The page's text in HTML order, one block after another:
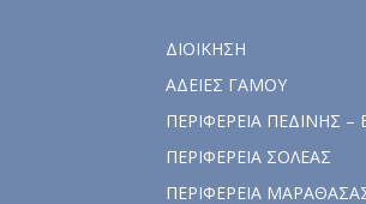
ΔΙΟΙΚΗΣΗ
ΑΔΕΙΕΣ ΓΑΜΟΥ
ΠΕΡΙΦΕΡΕΙΑ ΠΕΔΙΝΗΣ –
ΠΕΡΙΦΕΡΕΙΑ ΣΟΛΕΑΣ
ΠΕΡΙΦΕΡΕΙΑ